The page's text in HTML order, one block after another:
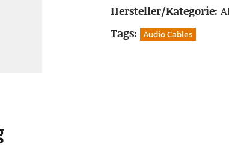
Hersteller/Kategorie:
Tags: Audio Cables